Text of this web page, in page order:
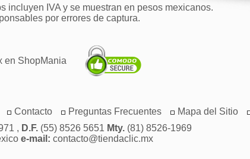
incluyen IVA y se muestran en pesos mexicanos.
por errores de captura.
Contacto Preguntas Frecuentes Mapa del Sitio
, D.F.(55) 8526 5651 Mty.(81) 8526-1969
e-mail: contacto@tiendaclic.mx